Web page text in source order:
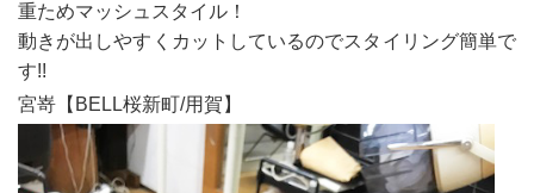
重ためマッシュスタイル！
動きが出しやすくカットしているのでスタイリング簡単で
す!!
宮嵜【BELL桜新町/用賀】